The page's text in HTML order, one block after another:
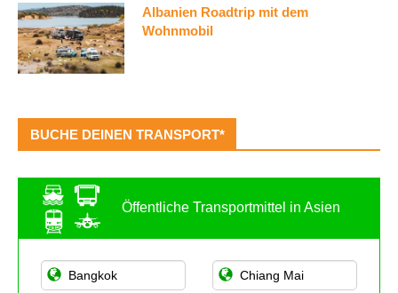
Albanien Roadtrip mit dem
Wohnmobil
BUCHE DEINEN TRANSPORT*
Öffentliche Transportmittel in Asien